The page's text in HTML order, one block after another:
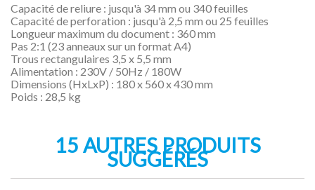
Capacité de reliure : jusqu'à 34 mm ou 340 feuilles
Capacité de perforation : jusqu'à 2,5 mm ou 25 feuilles
Longueur maximum du document : 360 mm
Pas 2:1 (23 anneaux sur un format A4)
Trous rectangulaires 3,5 x 5,5 mm
Alimentation : 230V / 50Hz / 180W
Dimensions (HxLxP) : 180 x 560 x 430 mm
Poids : 28,5 kg
15 AUTRES PRODUITS
SUGGÉRÉS